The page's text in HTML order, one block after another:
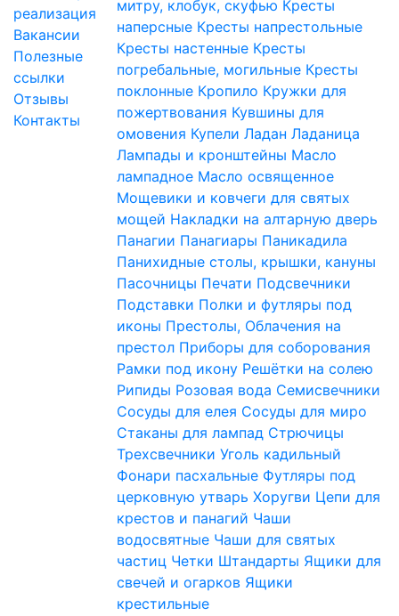
реализация
Вакансии
Полезные
ссылки
Отзывы
Контакты
митру, клобук, скуфью Кресты
наперсные Кресты напрестольные
Кресты настенные Кресты
погребальные, могильные Кресты
поклонные Кропило Кружки для
пожертвования Кувшины для
омовения Купели Ладан Ладаница
Лампады и кронштейны Масло
лампадное Масло освященное
Мощевики и ковчеги для святых
мощей Накладки на алтарную дверь
Панагии Панагиары Паникадила
Панихидные столы, крышки, кануны
Пасочницы Печати Подсвечники
Подставки Полки и футляры под
иконы Престолы, Облачения на
престол Приборы для соборования
Рамки под икону Решётки на солею
Рипиды Розовая вода Семисвечники
Сосуды для елея Сосуды для миро
Стаканы для лампад Стрючицы
Трехсвечники Уголь кадильный
Фонари пасхальные Футляры под
церковную утварь Хоругви Цепи для
крестов и панагий Чаши
водосвятные Чаши для святых
частиц Четки Штандарты Ящики для
свечей и огарков Ящики
крестильные